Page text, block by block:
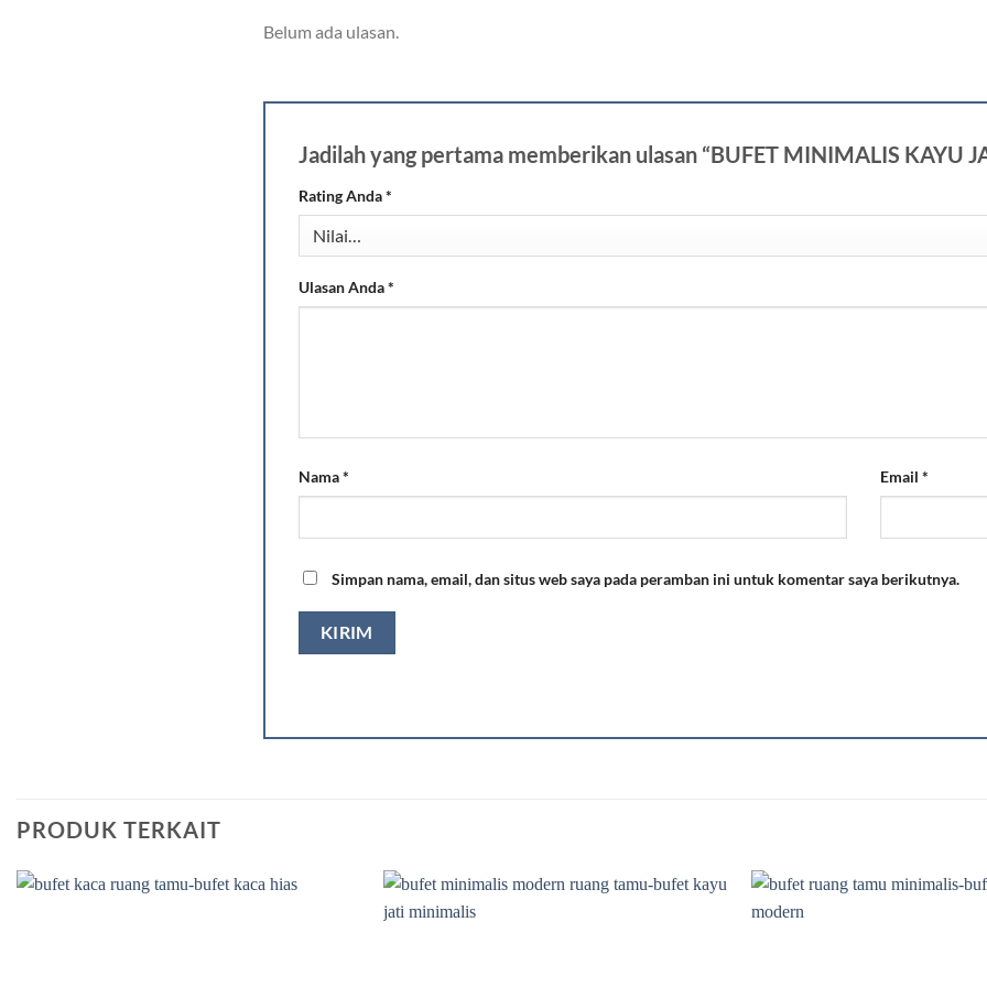
Belum ada ulasan.
Jadilah yang pertama memberikan ulasan “BUFET MINIMALIS KAYU
Rating Anda*
Ulasan Anda*
Nama* Email *
Simpan nama, email, dan situs web saya pada peramban ini untuk komentar saya berikutnya.
PRODUK TERKAIT